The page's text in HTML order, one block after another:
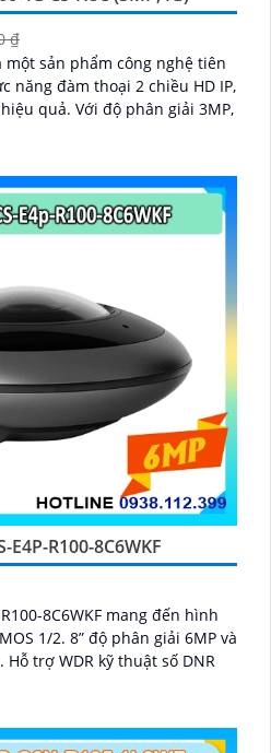
₫
một sản phẩm công nghệ tiên
năng đàm thoại 2 chiều HD IP,
giải 3MP,
E4P-R100-8C6WKF
8C6WKF mang đến hình
1/2. 8” độ phân giải 6MP và